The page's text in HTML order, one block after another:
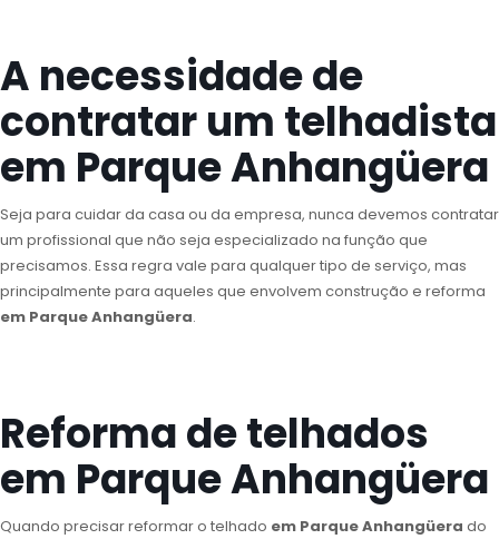
A necessidade de
contratar um telhadista
em Parque Anhangüera
Seja para cuidar da casa ou da empresa, nunca devemos contratar
um profissional que não seja especializado na função que
precisamos. Essa regra vale para qualquer tipo de serviço, mas
principalmente para aqueles que envolvem construção e reforma
em Parque Anhangüera.
Reforma de telhados
em Parque Anhangüera
Quando precisar reformar o telhado em Parque Anhangüera do